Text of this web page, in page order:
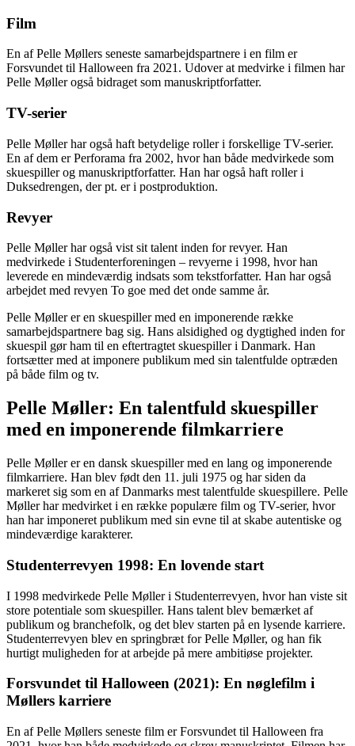
Film
En af Pelle Møllers seneste samarbejdspartnere i en film er
Forsvundet til Halloween fra 2021. Udover at medvirke i filmen har
Pelle Møller også bidraget som manuskriptforfatter.
TV-serier
Pelle Møller har også haft betydelige roller i forskellige TV-serier.
En af dem er Perforama fra 2002, hvor han både medvirkede som
skuespiller og manuskriptforfatter. Han har også haft roller i
Duksedrengen, der pt. er i postproduktion.
Revyer
Pelle Møller har også vist sit talent inden for revyer. Han
medvirkede i Studenterforeningen – revyerne i 1998, hvor han
leverede en mindeværdig indsats som tekstforfatter. Han har også
arbejdet med revyen To goe med det onde samme år.
Pelle Møller er en skuespiller med en imponerende række
samarbejdspartnere bag sig. Hans alsidighed og dygtighed inden for
skuespil gør ham til en eftertragtet skuespiller i Danmark. Han
fortsætter med at imponere publikum med sin talentfulde optræden
på både film og tv.
Pelle Møller: En talentfuld skuespiller
med en imponerende filmkarriere
Pelle Møller er en dansk skuespiller med en lang og imponerende
filmkarriere. Han blev født den 11. juli 1975 og har siden da
markeret sig som en af Danmarks mest talentfulde skuespillere. Pelle
Møller har medvirket i en række populære film og TV-serier, hvor
han har imponeret publikum med sin evne til at skabe autentiske og
mindeværdige karakterer.
Studenterrevyen 1998: En lovende start
I 1998 medvirkede Pelle Møller i Studenterrevyen, hvor han viste sit
store potentiale som skuespiller. Hans talent blev bemærket af
publikum og branchefolk, og det blev starten på en lysende karriere.
Studenterrevyen blev en springbræt for Pelle Møller, og han fik
hurtigt muligheden for at arbejde på mere ambitiøse projekter.
Forsvundet til Halloween (2021): En nøglefilm i
Møllers karriere
En af Pelle Møllers seneste film er Forsvundet til Halloween fra